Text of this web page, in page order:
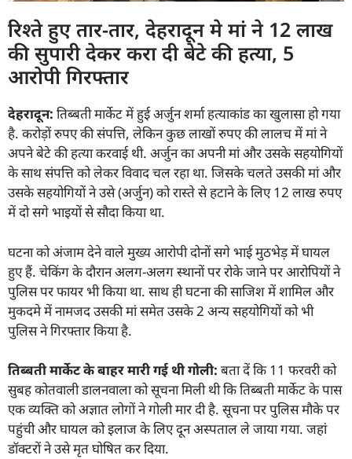
रिश्ते हुए तार-तार, देहरादून मे मां ने 12 लाख
की सुपारी देकर करा दी बेटे की हत्या, 5
आरोपी गिरफ्तार
देहरादून: तिब्बती मार्केट में हुई अर्जुन शर्मा हत्याकांड का खुलासा हो गया
है. करोड़ों रुपए की संपत्ति, लेकिन कुछ लाखों रुपए की लालच में मां ने
अपने बेटे की हत्या करवाई थी. अर्जुन का अपनी मां और उसके सहयोगियों
के साथ संपत्ति को लेकर विवाद चल रहा था. जिसके चलते उसकी मां और
उसके सहयोगियों ने उसे (अर्जुन) को रास्ते से हटाने के लिए 12 लाख रुपए
में दो सगे भाइयों से सौदा किया था.
घटना को अंजाम देने वाले मुख्य आरोपी दोनों सगे भाई मुठभेड़ में घायल
हुए हैं. चेकिंग के दौरान अलग-अलग स्थानों पर रोके जाने पर आरोपियों ने
पुलिस पर फायर भी किया था. साथ ही घटना की साजिश में शामिल और
मुकदमे में नामजद उसकी मां समेत उसके 2 अन्य सहयोगियों को भी
पुलिस ने गिरफ्तार किया है.
तिब्बती मार्केट के बाहर मारी गई थी गोली: बता दें कि 11 फरवरी को
सुबह कोतवाली डालनवाला को सूचना मिली थी कि तिब्बती मार्केट के पास
एक व्यक्ति को अज्ञात लोगों ने गोली मार दी है. सूचना पर पुलिस मौके पर
पहुंची और घायल को इलाज के लिए दून अस्पताल ले जाया गया. जहां
डॉक्टरों ने उसे मृत घोषित कर दिया.